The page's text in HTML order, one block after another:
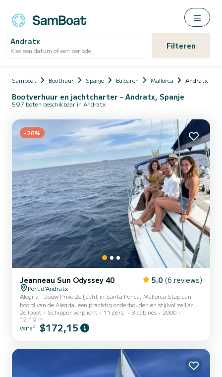
Andratx
Kies een datum of een periode Filteren
Samboat Boothuur Spanje Balearen Mallorca Andratx
Bootverhuur en jachtcharter - Andratx, Spanje
597 boten beschikbaar in Andratx
-20%
Jeanneau Sun Odyssey 40 5.0 (6 reviews)
Port d'Andratx
Alegria - Jouw Prive Zeiljacht in Santa Ponca, Mallorca Stap aan
boord van de Alegria, een prachtig onderhouden en stijlvol zeiljacht
perfect voor privé charters langs de prachtige kust van Santa
Ponca. Of je nu op zoek bent naar een rustige dag op zee, een
romantische zonsondergang cruise, of een leuk uitje met vrienden
maximaal 11 gasten • Grote cockpit met comfortabele z...
Zeilboot Schipper verplicht 11 pers. 3 cabines
2000
12.19 m
vanaf $172,15